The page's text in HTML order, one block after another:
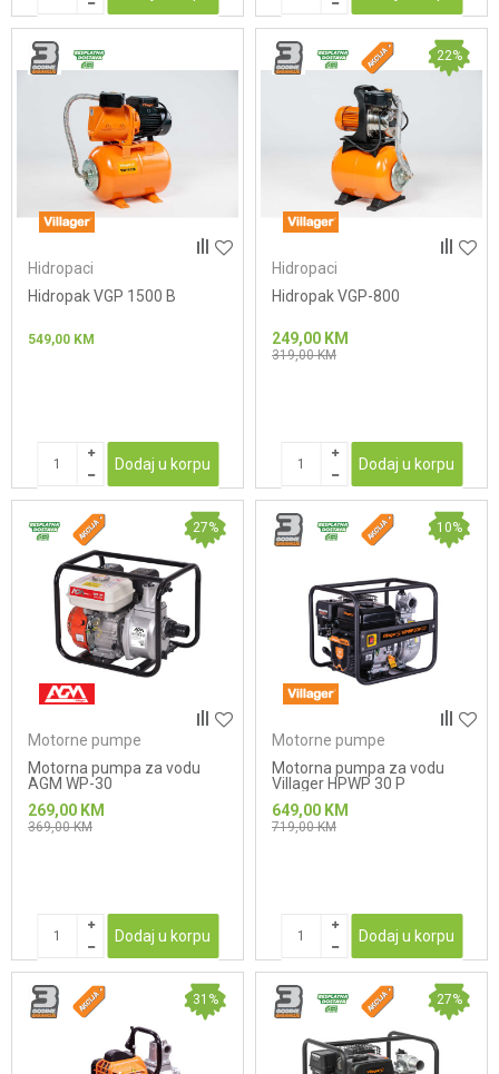
Hidropaci
Hidropak VGP 1500 B
549,00 KM
Dodaj u korpu
22%
Hidropaci
Hidropak VGP-800
249,00 KM
319,00KM
Dodaj u korpu
27%
Motorne pumpe
Motorna pumpa za vodu
AGM WP-30
269,00 KM
369,00KM
Dodaj u korpu
10%
Motorne pumpe
Motorna pumpa za vodu
Villager HPWP 30 P
649,00 KM
719,00KM
Dodaj u korpu
31 % 27%